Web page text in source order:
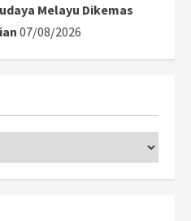
Melayu Dikemas
07/08/2026